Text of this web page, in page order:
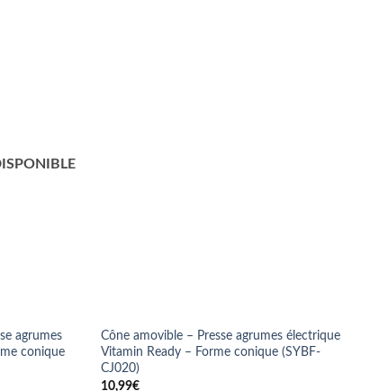
agrumes
conique
Cône amovible – Presse agrumes électrique
Vitamin Ready – Forme conique (SYBF-
CJ020)
10,99€